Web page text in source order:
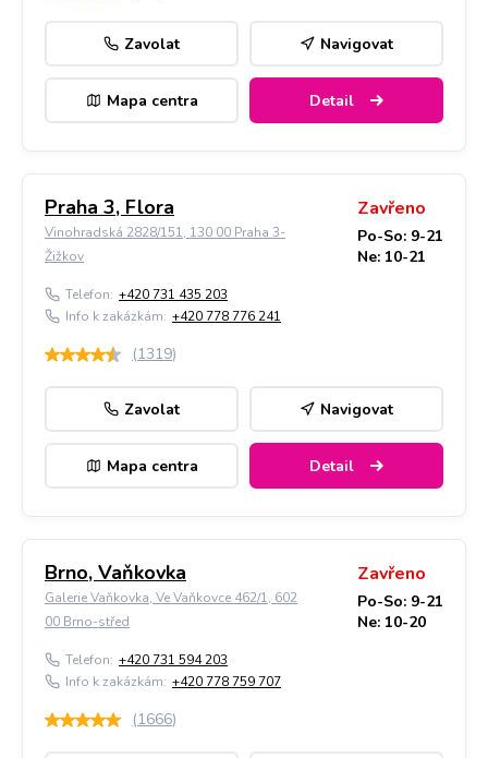
Zavolat Navigovat
Mapa centra Detail
Praha 3, Flora
Vinohradská 2828/151, 130 00 Praha 3-
Žižkov
Zavřeno
Po-So: 9-21
Ne: 10-21
Telefon: +420 731 435 203
Info k zakázkám: +420 778 776 241
(1319)
Zavolat Navigovat
Mapa centra Detail
Brno, Vaňkovka
Galerie Vaňkovka, Ve Vaňkovce 462/1, 602
00 Brno-střed
Zavřeno
Po-So: 9-21
Ne: 10-20
Telefon: +420 731 594 203
Info k zakázkám: +420 778 759 707
(1666)